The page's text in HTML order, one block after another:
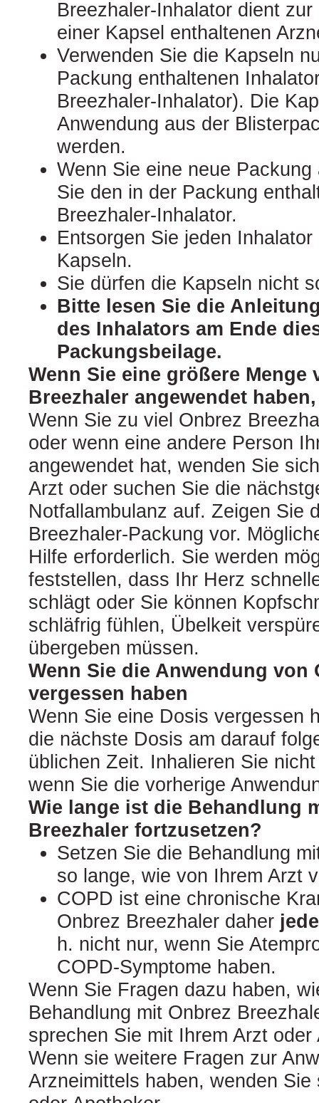
Breezhaler‑Inhalator dient
einer Kapsel enthaltenen
Verwenden Sie die Kapseln
Packung enthaltenen
Breezhaler‑Inhalator). Die
Anwendung aus der
werden.
Wenn Sie eine neue
Sie den in der Packung
Breezhaler‑Inhalator.
Entsorgen Sie jeden
Kapseln.
Sie dürfen die Kapseln nicht
Bitte lesen Sie die
des Inhalators am Ende
Packungsbeilage.
Wenn Sie eine größere Menge
Breezhaler angewendet
Wenn Sie zu viel Onbrez
oder wenn eine andere Person
angewendet hat, wenden Sie
Arzt oder suchen Sie die
Notfallambulanz auf. Zeigen Sie
Breezhaler‑Packung vor.
Hilfe erforderlich. Sie werden
feststellen, dass Ihr Herz
schlägt oder Sie können
schläfrig fühlen, Übelkeit
übergeben müssen.
Wenn Sie die Anwendung von
vergessen haben
Wenn Sie eine Dosis vergessen
die nächste Dosis am darauf
üblichen Zeit. Inhalieren Sie
wenn Sie die vorherige
Wie lange ist die Behandlung
Breezhaler fortzusetzen?
Setzen Sie die Behandlung
so lange, wie von Ihrem Arzt
COPD ist eine chronische
Onbrez Breezhaler daher
h. nicht nur, wenn Sie
COPD-Symptome haben.
Wenn Sie Fragen dazu haben,
Behandlung mit Onbrez
sprechen Sie mit Ihrem Arzt oder
Wenn sie weitere Fragen zur
Arzneimittels haben, wenden